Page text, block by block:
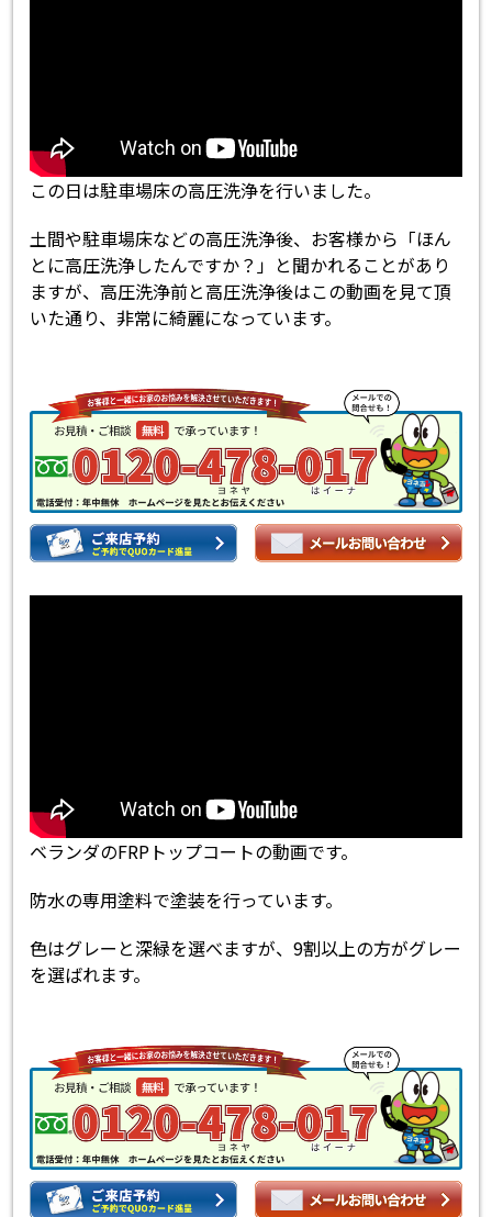
この日は駐車場床の高圧洗浄を行いました。
土間や駐車場床などの高圧洗浄後、お客様から「ほん
とに高圧洗浄したんですか？」と聞かれることがあり
ますが、高圧洗浄前と高圧洗浄後はこの動画を見て頂
いた通り、非常に綺麗になっています。
ベランダのFRPトップコートの動画です。
防水の専用塗料で塗装を行っています。
色はグレーと深緑を選べますが、9割以上の方がグレー
を選ばれます。